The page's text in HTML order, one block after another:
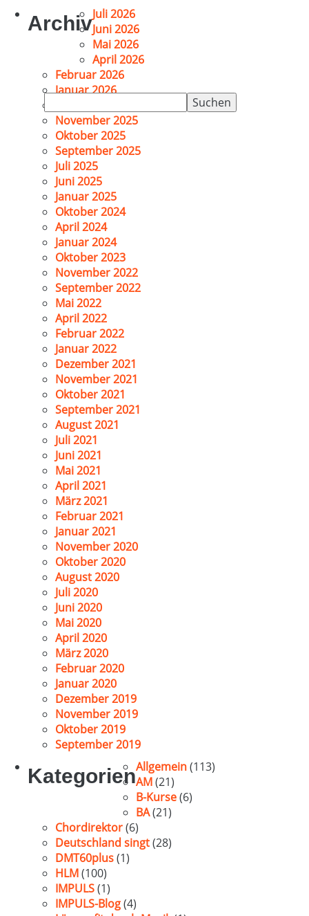
nach:
ArchivJuli 2026
Juni 2026
Mai 2026
April 2026
Februar 2026
Januar 2026
November 2025
Oktober 2025
September 2025
Juli 2025
Juni 2025
Januar 2025
Oktober 2024
April 2024
Januar 2024
Oktober 2023
November 2022
September 2022
Mai 2022
April 2022
Februar 2022
Januar 2022
Dezember 2021
November 2021
Oktober 2021
September 2021
August 2021
Juli 2021
Juni 2021
Mai 2021
April 2021
März 2021
Februar 2021
Januar 2021
November 2020
Oktober 2020
August 2020
Juli 2020
Juni 2020
Mai 2020
April 2020
März 2020
Februar 2020
Januar 2020
Dezember 2019
November 2019
Oktober 2019
September 2019
KategorienAllgemein(113)
AM(21)
B-Kurse(6)
BA(21)
Chordirektor(6)
Deutschland singt(28)
DMT60plus(1)
HLM(100)
IMPULS(1)
IMPULS-Blog(4)